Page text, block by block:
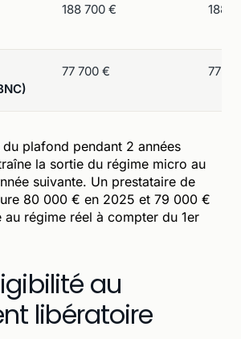
188 700 € 188
77 700 € 77
du plafond pendant 2 années
la sortie du régime micro au
suivante. Un prestataire de
80 000 € en 2025 et 79 000 €
régime réel à compter du 1er
au
libératoire